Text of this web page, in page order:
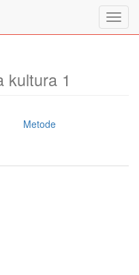
kultura 1
Metode